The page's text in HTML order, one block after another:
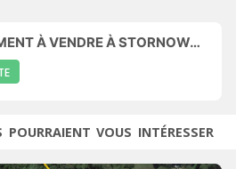
À VENDRE À STORNOWAY
VOUS INTÉRESSER